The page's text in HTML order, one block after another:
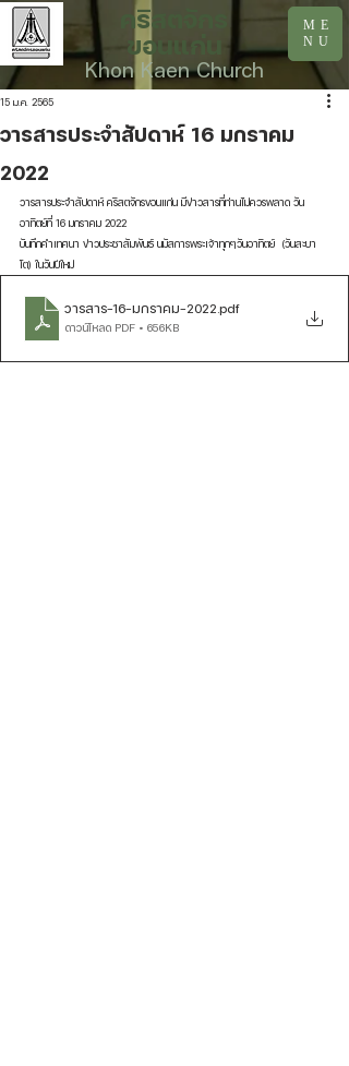
ME
NU
คริสตจักร
ขอนแก่น
Khon Kaen Church
วารสารประจำสัปดาห์ 16 มกราคม
2022
15 ม.ค. 2565
วารสารประจำสัปดาห์ คริสตจักรขอนแก่น มีข่าวสารที่ท่านไม่ควรพลาด วัน
อาทิตย์ที่ 16 มกราคม 2022
บันทึกคำเทศนา ข่าวประชาสัมพันธ์ นมัสการพระเจ้าทุกๆวันอาทิตย์  (วันสะบา
โต) ในวันปีใหม่
วารสาร-16-มกราคม-2022.pdf
ดาวน์โหลด PDF • 656KB